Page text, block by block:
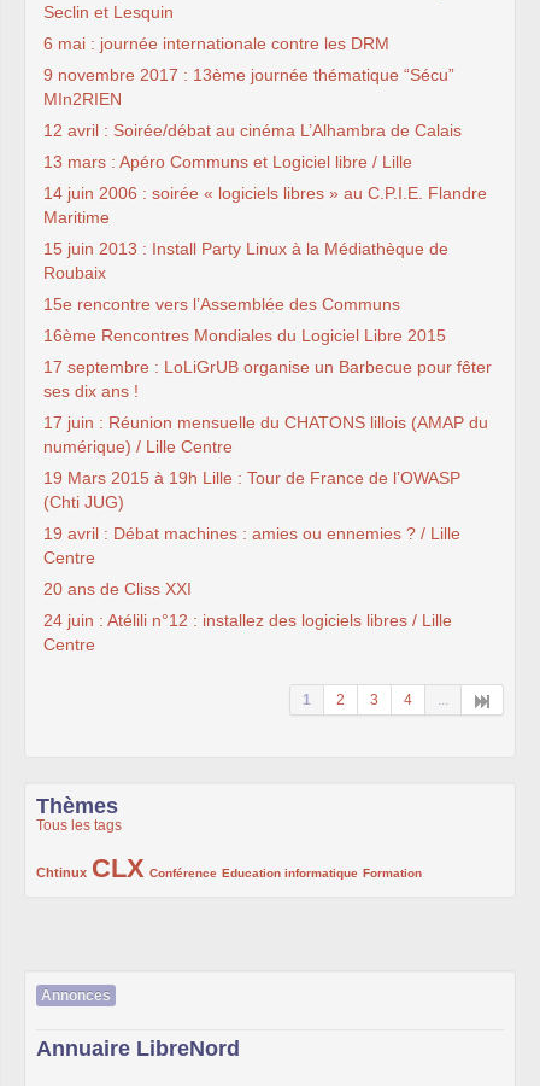
Seclin et Lesquin
6 mai : journée internationale contre les DRM
9 novembre 2017 : 13ème journée thématique “Sécu”
MIn2RIEN
12 avril : Soirée/débat au cinéma L’Alhambra de Calais
13 mars : Apéro Communs et Logiciel libre / Lille
14 juin 2006 : soirée « logiciels libres » au C.P.I.E. Flandre
Maritime
15 juin 2013 : Install Party Linux à la Médiathèque de
Roubaix
15e rencontre vers l’Assemblée des Communs
16ème Rencontres Mondiales du Logiciel Libre 2015
17 septembre : LoLiGrUB organise un Barbecue pour fêter
ses dix ans !
17 juin : Réunion mensuelle du CHATONS lillois (AMAP du
numérique) / Lille Centre
19 Mars 2015 à 19h Lille : Tour de France de l’OWASP
(Chti JUG)
19 avril : Débat machines : amies ou ennemies ? / Lille
Centre
20 ans de Cliss XXI
24 juin : Atélili n°12 : installez des logiciels libres / Lille
Centre
1 2 3 4 ...
Thèmes
Tous les tags
Chtinux
222/1002CLX
1002/1002 Conférence
132/1002 Education informatique
119/1002 Formation
168/1002
Annonces
Annuaire LibreNord